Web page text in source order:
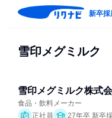
新卒採
雪印メグミルク
雪印メグミルク株式
食品・飲料メーカー
正社員
27年卒 新卒